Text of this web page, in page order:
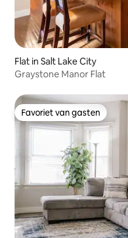
Flat in Salt Lake City
Graystone Manor Flat
Favoriet van gasten
Favoriet van gasten